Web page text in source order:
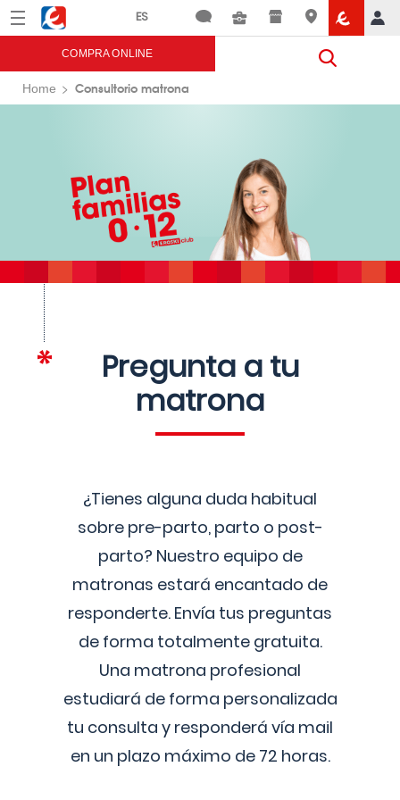
Menú Eroski
COMPRA ONLINE
Home Consultorio matrona
Pregunta a tu
matrona
¿Tienes alguna duda habitual
sobre pre-parto, parto o post-
parto? Nuestro equipo de
matronas estará encantado de
responderte. Envía tus preguntas
de forma totalmente gratuita.
Una matrona profesional
estudiará de forma personalizada
tu consulta y responderá vía mail
en un plazo máximo de 72 horas.